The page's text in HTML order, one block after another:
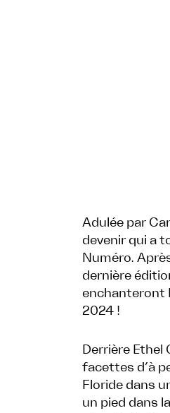
Adulée par
devenir qui a
Numéro.
dernière
enchanteront
2024 !
Derrière Ethel
facettes d’à
Floride dans
un pied dans